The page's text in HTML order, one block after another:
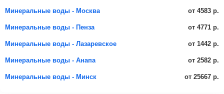
Минеральные воды - Москва от 4583 р.
Минеральные воды - Пенза от 4771 р.
Минеральные воды - Лазаревское от 1442 р.
Минеральные воды - Анапа от 2582 р.
Минеральные воды - Минск от 25667 р.